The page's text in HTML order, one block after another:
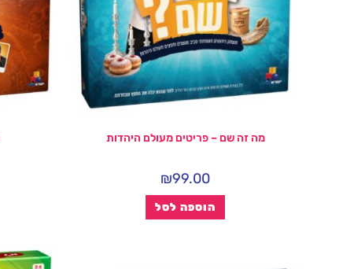
מה זה שם – פריטים מעולם היהדות
₪99.00
הוספה לסל